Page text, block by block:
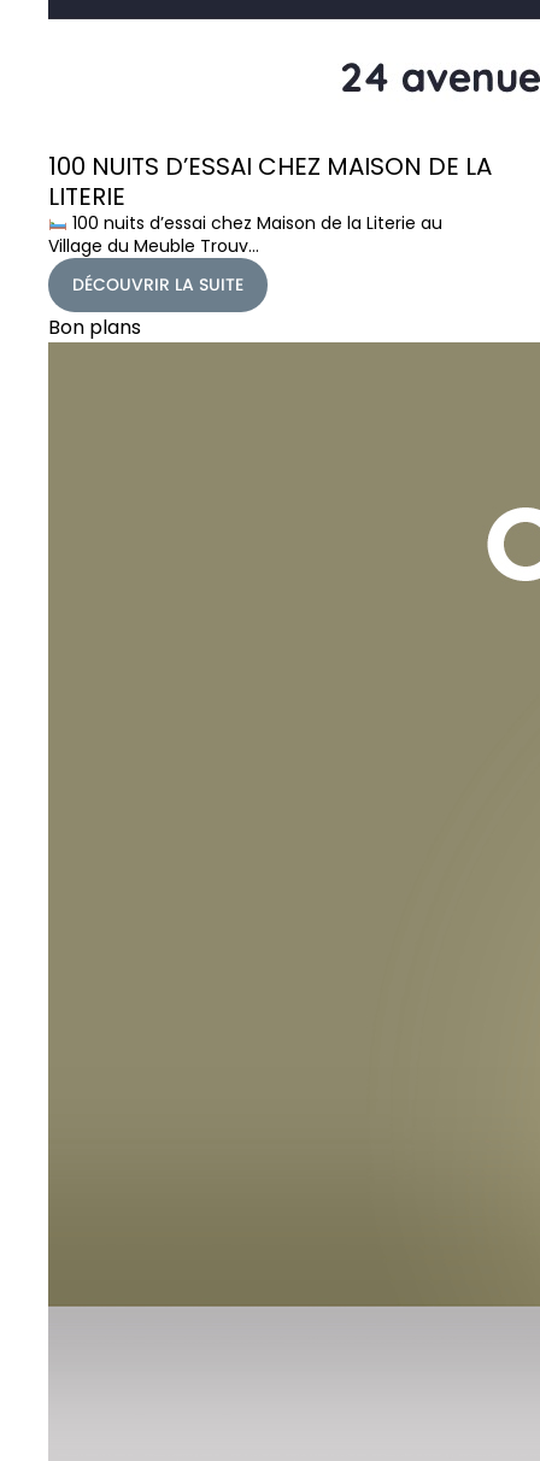
100 NUITS D’ESSAI CHEZ MAISON DE LA
LITERIE
100 nuits d’essai chez Maison de la Literie au
Village du Meuble Trouv…
DÉCOUVRIR LA SUITE
Bon plans